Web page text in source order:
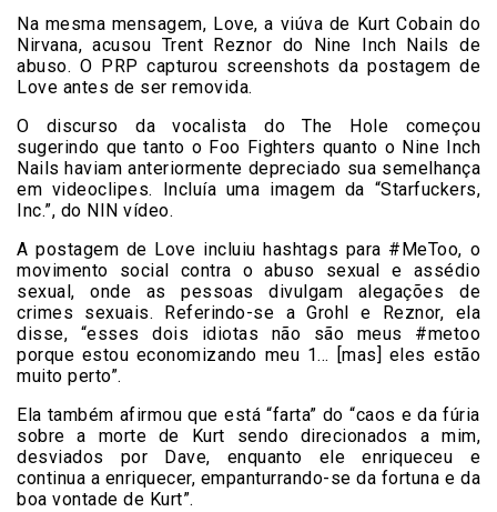
Na mesma mensagem, Love, a viúva de Kurt Cobain do
Nirvana, acusou Trent Reznor do Nine Inch Nails de
abuso. O PRP capturou screenshots da postagem de
Love antes de ser removida.
O discurso da vocalista do The Hole começou
sugerindo que tanto o Foo Fighters quanto o Nine Inch
Nails haviam anteriormente depreciado sua semelhança
em videoclipes. Incluía uma imagem da “Starfuckers,
Inc.”, do NIN vídeo.
A postagem de Love incluiu hashtags para #MeToo, o
movimento social contra o abuso sexual e assédio
sexual, onde as pessoas divulgam alegações de
crimes sexuais. Referindo-se a Grohl e Reznor, ela
disse, “esses dois idiotas não são meus #metoo
porque estou economizando meu 1… [mas] eles estão
muito perto”.
Ela também afirmou que está “farta” do “caos e da fúria
sobre a morte de Kurt sendo direcionados a mim,
desviados por Dave, enquanto ele enriqueceu e
continua a enriquecer, empanturrando-se da fortuna e da
boa vontade de Kurt”.